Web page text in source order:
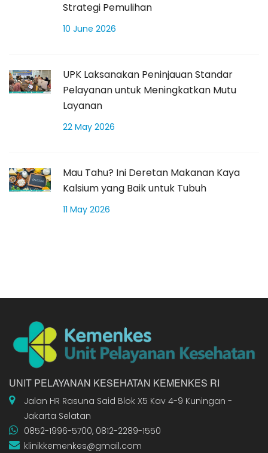
Strategi Pemulihan
10 June 2026
UPK Laksanakan Peninjauan Standar
Pelayanan untuk Meningkatkan Mutu
Layanan
22 May 2026
Mau Tahu? Ini Deretan Makanan Kaya
Kalsium yang Baik untuk Tubuh
11 May 2026
UNIT PELAYANAN KESEHATAN KEMENKES RI
Jalan HR Rasuna Said Blok X5 Kav 4-9 Kuningan -
Jakarta Selatan
0852-1996-5700, 0812-2289-1550
klinikkemenkes@gmail.com